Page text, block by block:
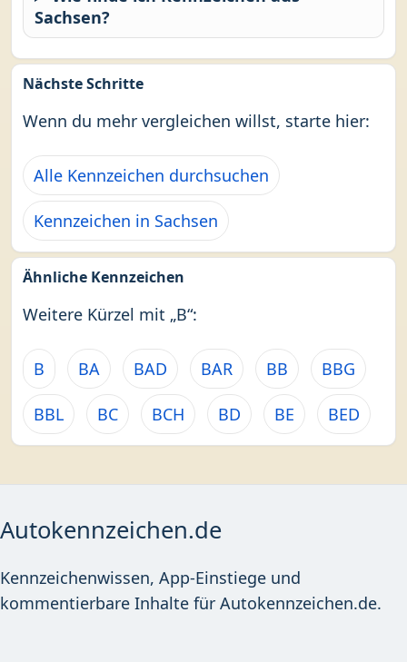
Sachsen?
Nächste Schritte
Wenn du mehr vergleichen willst, starte hier:
Alle Kennzeichen durchsuchen
Kennzeichen in Sachsen
Ähnliche Kennzeichen
Weitere Kürzel mit „B“:
B BA BAD BAR BB BBG
BBL BC BCH BD BE BED
Autokennzeichen.de
Kennzeichenwissen, App-Einstiege und
kommentierbare Inhalte für Autokennzeichen.de.